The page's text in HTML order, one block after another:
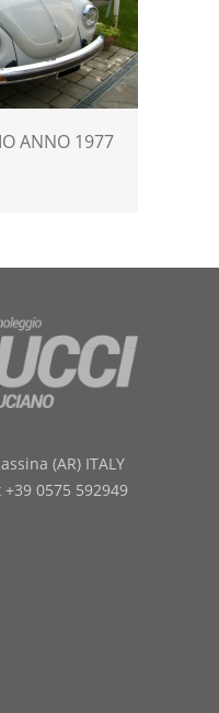
ANNO 1977
(AR) ITALY
0575 592949